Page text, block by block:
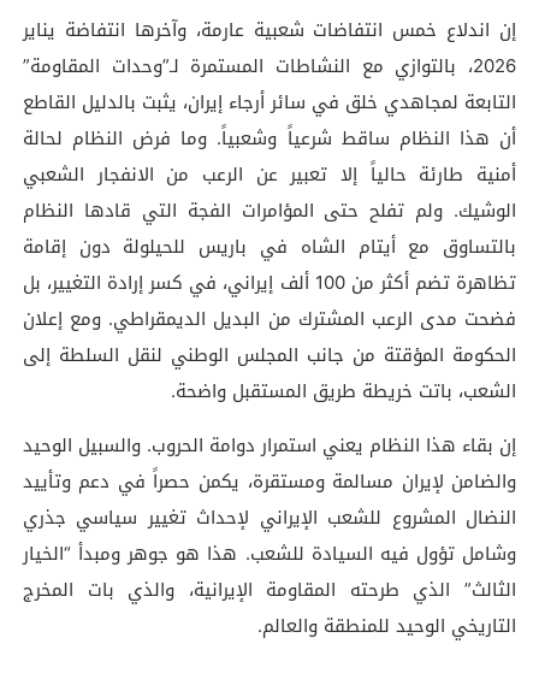
إن اندلاع خمس انتفاضات شعبية عارمة، وآخرها انتفاضة يناير
2026، بالتوازي مع النشاطات المستمرة لـ”وحدات المقاومة”
التابعة لمجاهدي خلق في سائر أرجاء إيران، يثبت بالدليل القاطع
أن هذا النظام ساقط شرعياً وشعبياً. وما فرض النظام لحالة
أمنية طارئة حالياً إلا تعبير عن الرعب من الانفجار الشعبي
الوشيك. ولم تفلح حتى المؤامرات الفجة التي قادها النظام
بالتساوق مع أيتام الشاه في باريس للحيلولة دون إقامة
تظاهرة تضم أكثر من 100 ألف إيراني، في كسر إرادة التغيير، بل
فضحت مدى الرعب المشترك من البديل الديمقراطي. ومع إعلان
الحكومة المؤقتة من جانب المجلس الوطني لنقل السلطة إلى
الشعب، باتت خريطة طريق المستقبل واضحة.
إن بقاء هذا النظام يعني استمرار دوامة الحروب. والسبيل الوحيد
والضامن لإيران مسالمة ومستقرة، يكمن حصراً في دعم وتأييد
النضال المشروع للشعب الإيراني لإحداث تغيير سياسي جذري
وشامل تؤول فيه السيادة للشعب. هذا هو جوهر ومبدأ “الخيار
الثالث” الذي طرحته المقاومة الإيرانية، والذي بات المخرج
التاريخي الوحيد للمنطقة والعالم.